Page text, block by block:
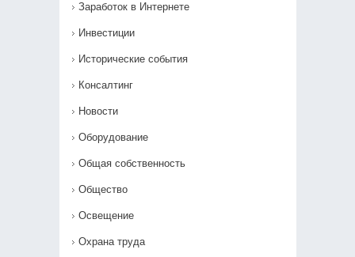
Заработок в Интернете
Инвестиции
Исторические события
Консалтинг
Новости
Оборудование
Общая собственность
Общество
Освещение
Охрана труда